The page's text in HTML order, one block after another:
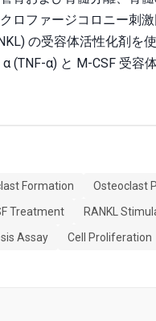
ロファージコロニー刺
の受容体活性化剤を
(TNF-α) と M-CSF 受容
Formation
Osteoclast
Treatment
RANKL
Assay
Cell Proliferation